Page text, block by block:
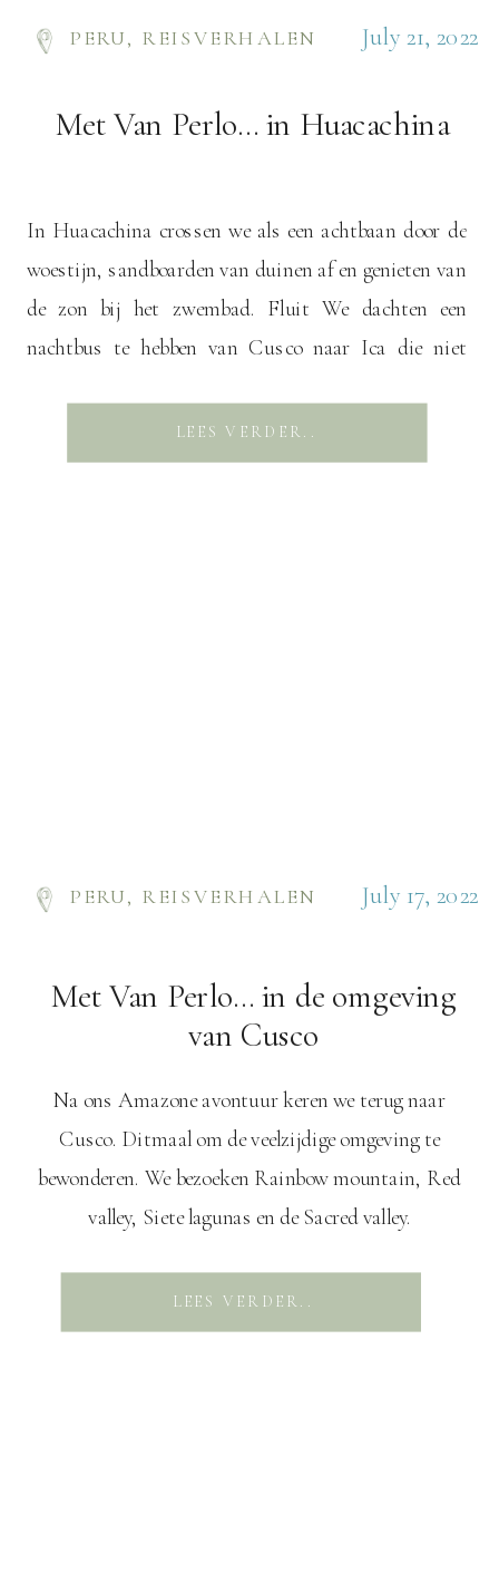
Met Van Perlo… in Huacachina
In Huacachina crossen we als een achtbaan door de
woestijn, sandboarden van duinen af en genieten van
de zon bij het zwembad. Fluit We dachten een
nachtbus te hebben van Cusco naar Ica die niet
wrong… Het betekent voor ons (zoals wel vaker in
Peru) […]
LEES VERDER..
PERU, REISVERHALEN July 21, 2022
Met Van Perlo… in de omgeving
van Cusco
Na ons Amazone avontuur keren we terug naar
Cusco. Ditmaal om de veelzijdige omgeving te
bewonderen. We bezoeken Rainbow mountain, Red
valley, Siete lagunas en de Sacred valley.
bezienswaardigheden in de buurt van Cusco is
Rainbow mountain. Vanwege de bekendheid is het er
LEES VERDER..
PERU, REISVERHALEN July 17, 2022